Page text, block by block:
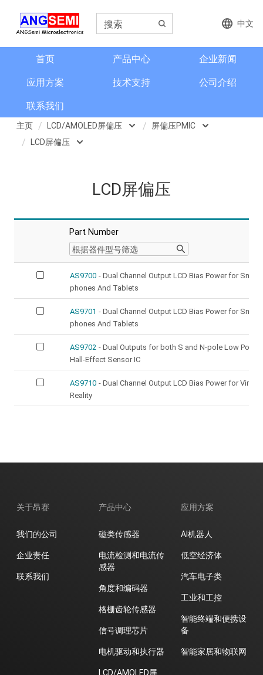
中文
首页 产品中心
企业新闻
应用方案
技术支持
公司介绍
联系我们
主页 LCD/AMOLED屏偏压
格栅齿轮传感器
信号调理芯片
电机驱动和执行器
LCD/AMOLED屏偏压
电源驱动
屏偏压PMIC
LCD屏偏压
LCD屏偏压
Part Number
AS9700 - Dual Channel Output LCD Bias Power for Smart-
phones And Tablets
AS9701 - Dual Channel Output LCD Bias Power for Smart-
phones And Tablets
AS9702 - Dual Outputs for both S and N-pole Low Power
Hall-Effect Sensor IC
AS9710 - Dual Channel Output LCD Bias Power for Virtual
Reality
关于昂赛
我们的公司
企业责任
联系我们
产品中心
磁类传感器
电流检测和电流传
感器
角度和编码器
格栅齿轮传感器
信号调理芯片
电机驱动和执行器
LCD/AMOLED屏
应用方案
AI机器人
低空经济体
汽车电子类
工业和工控
智能终端和便携设
备
智能家居和物联网